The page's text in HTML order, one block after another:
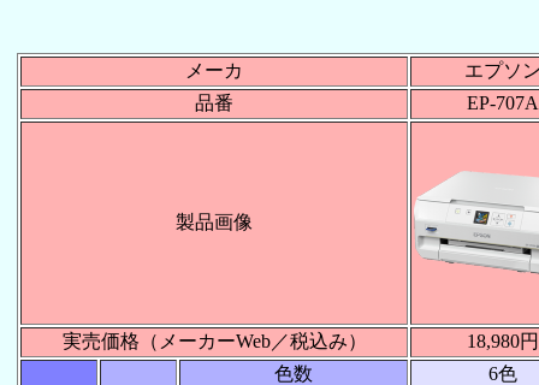
メーカ
エプソ
品番
EP-707A
製品画像
実売価格（メーカーWeb／税込み） 18,980円
色数 6色